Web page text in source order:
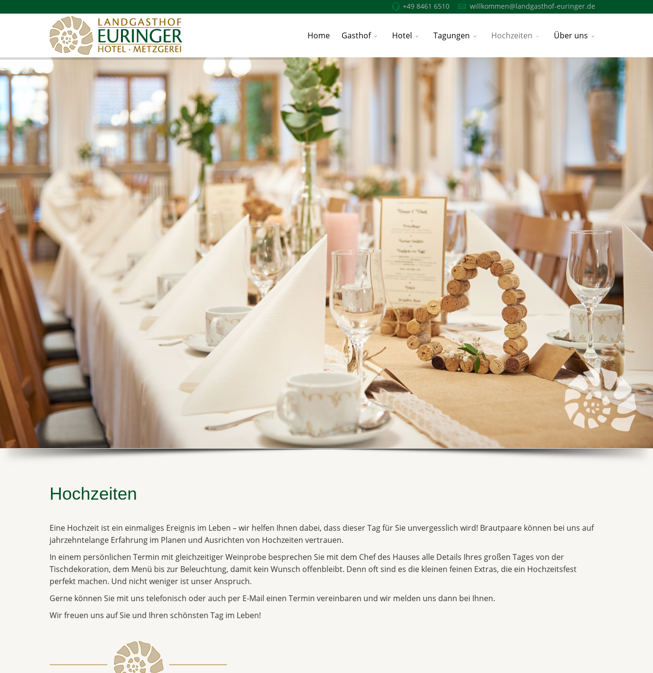
+49 8461 6510 willkommen@landgasthof-euringer.de
Home Gasthof Hotel Tagungen Hochzeiten Über uns
Hochzeiten
Eine Hochzeit ist ein einmaliges Ereignis im Leben – wir helfen Ihnen dabei, dass dieser Tag für Sie unvergesslich wird! Brautpaare können bei uns auf
jahrzehntelange Erfahrung im Planen und Ausrichten von Hochzeiten vertrauen.
In einem persönlichen Termin mit gleichzeitiger Weinprobe besprechen Sie mit dem Chef des Hauses alle Details Ihres großen Tages von der
Tischdekoration, dem Menü bis zur Beleuchtung, damit kein Wunsch offenbleibt. Denn oft sind es die kleinen feinen Extras, die ein Hochzeitsfest
perfekt machen. Und nicht weniger ist unser Anspruch.
Gerne können Sie mit uns telefonisch oder auch per E-Mail einen Termin vereinbaren und wir melden uns dann bei Ihnen.
Wir freuen uns auf Sie und Ihren schönsten Tag im Leben!